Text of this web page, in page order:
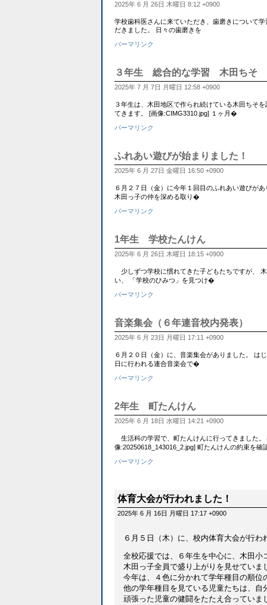
2025年 6 月 26日 木曜日 8:12 +0900
学校歯科医さんに来ていただき、歯磨きについて
だきました。 日々の歯磨きを
パーマリンク
３年生 総合的な学習 木田ちそ
2025年 7 月 7日 月曜日 12:58 +0900
３年生は、木田地区で作られ続けている木田ちそ
てきます。 [画像:CIMG3310.jpg] １ヶ月�
パーマリンク
ふれあい遊びが始まりました！
2025年 6 月 27日 金曜日 16:50 +0900
６月２７日（金）に今年１回目のふれあい遊びが
木田っ子の仲を深める取り�
パーマリンク
1年生 学校たんけん
2025年 6 月 26日 木曜日 18:15 +0900
少しずつ学校に慣れてきた子どもたちですが、
い、 「学校のひみつ」を見つけ�
パーマリンク
音楽集会（６年連音校内発表）
2025年 6 月 23日 月曜日 17:11 +0900
６月２０日（金）に、音楽集会がありました。 は
日に行われる連合音楽会で�
パーマリンク
2年生 町たんけん
2025年 6 月 18日 水曜日 14:21 +0900
生活科の学習で、町たんけんに行ってきました
像:20250618_143016_2.jpg] 町たんけんの約束を
パーマリンク
体育大会が行われました！
2025年 6 月 16日 月曜日 17:17 +0900
６月５日（木）に、校内体育大会が行わ
全校応援では、６年生を中心に、木田小
木田っ子全員で盛り上がりを見せていま
今年は、４色に分かれて学年種目の順位
他の学年種目を見ている児童たちは、自
頑張った児童の健闘をたたえ合っていま